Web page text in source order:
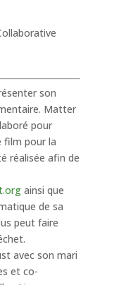
son
Matter
pour
film pour la
réalisée afin de
ainsi que
de sa
peut faire
avec son mari
et co-